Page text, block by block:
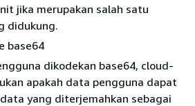
jika merupakan salah satu
didukung.
base64
dikodekan base64, cloud-
apakah data pengguna dapat
yang diterjemahkan sebagai